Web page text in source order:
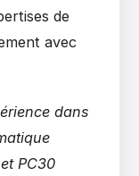
de
avec
dans
PC30